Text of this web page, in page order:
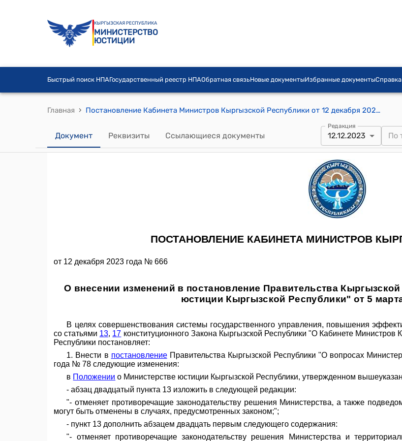
КЫРГЫЗСКАЯ РЕСПУБЛИКА
МИНИСТЕРСТВО
ЮСТИЦИИ
Быстрый поиск НПАГосударственный реестр НПАОбратная связьНовые документыИзбранные документыСправка
Главная › Постановление Кабинета Министров Кыргызской Республики от 12 декабря 2023 года № 666 "О внесении изменений в постановление Правительства Кыргызской Республики "О вопросах Министерства юстиции Кыргызской Республики" от 5 марта 2021 года № 78"
Документ Реквизиты Ссылающиеся документы
Редакция
12.12.2023